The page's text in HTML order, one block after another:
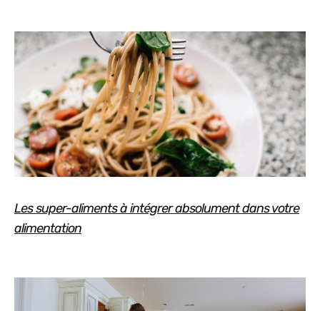
Les super-aliments à intégrer absolument dans votre
alimentation